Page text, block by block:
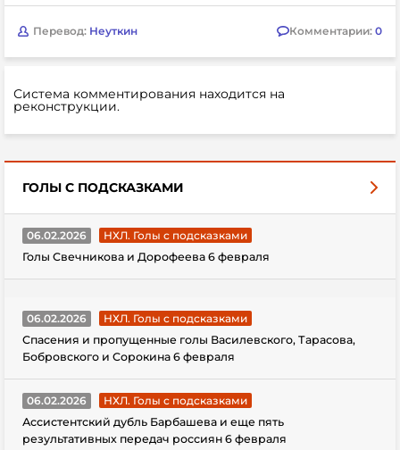
Перевод: Неуткин Комментарии: 0
Система комментирования находится на
реконструкции.
ГОЛЫ С ПОДСКАЗКАМИ
06.02.2026
НХЛ. Голы с подсказками
Голы Свечникова и Дорофеева 6 февраля
06.02.2026
НХЛ. Голы с подсказками
Спасения и пропущенные голы Василевского, Тарасова,
Бобровского и Сорокина 6 февраля
06.02.2026
НХЛ. Голы с подсказками
Ассистентский дубль Барбашева и еще пять
результативных передач россиян 6 февраля